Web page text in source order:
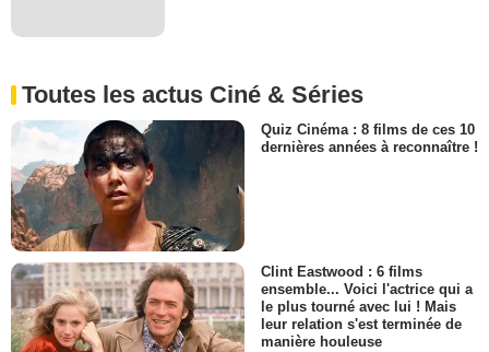
Toutes les actus Ciné & Séries
Quiz Cinéma : 8 films de ces 10
dernières années à reconnaître !
Clint Eastwood : 6 films
ensemble... Voici l'actrice qui a
le plus tourné avec lui ! Mais
leur relation s'est terminée de
manière houleuse